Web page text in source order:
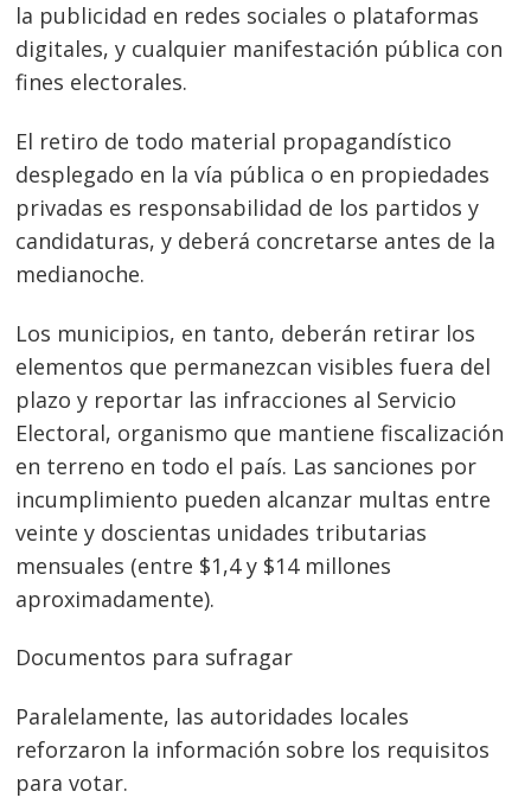
la publicidad en redes sociales o plataformas
digitales, y cualquier manifestación pública con
fines electorales.
El retiro de todo material propagandístico
desplegado en la vía pública o en propiedades
privadas es responsabilidad de los partidos y
candidaturas, y deberá concretarse antes de la
medianoche.
Los municipios, en tanto, deberán retirar los
elementos que permanezcan visibles fuera del
plazo y reportar las infracciones al Servicio
Electoral, organismo que mantiene fiscalización
en terreno en todo el país. Las sanciones por
incumplimiento pueden alcanzar multas entre
veinte y doscientas unidades tributarias
mensuales (entre $1,4 y $14 millones
aproximadamente).
Documentos para sufragar
Paralelamente, las autoridades locales
reforzaron la información sobre los requisitos
para votar.